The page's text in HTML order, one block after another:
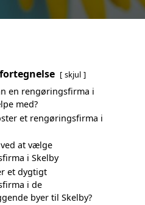
skjul
en rengøringsfirma i
med?
et rengøringsfirma i
at vælge
i Skelby
et dygtigt
i de
byer til Skelby?